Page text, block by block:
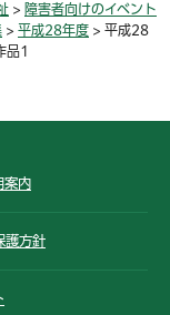
> 障害者向けのイベント
> 平成28年度 > 平成28
品1
案内
護方針